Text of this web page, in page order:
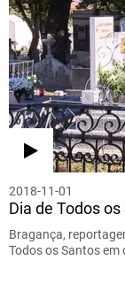
2018-11-01
Dia de Todos
Bragança,
Todos os Santos